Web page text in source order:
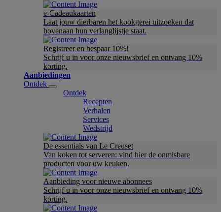
e-Cadeaukaarten
Laat jouw dierbaren het kookgerei uitzoeken dat
bovenaan hun verlanglijstje staat.
Registreer en bespaar 10%!
Schrijf u in voor onze nieuwsbrief en ontvang 10%
korting.
Aanbiedingen
Ontdek
Ontdek
Recepten
Verhalen
Services
Wedstrijd
De essentials van Le Creuset
Van koken tot serveren: vind hier de onmisbare
producten voor uw keuken.
Aanbieding voor nieuwe abonnees
Schrijf u in voor onze nieuwsbrief en ontvang 10%
korting.